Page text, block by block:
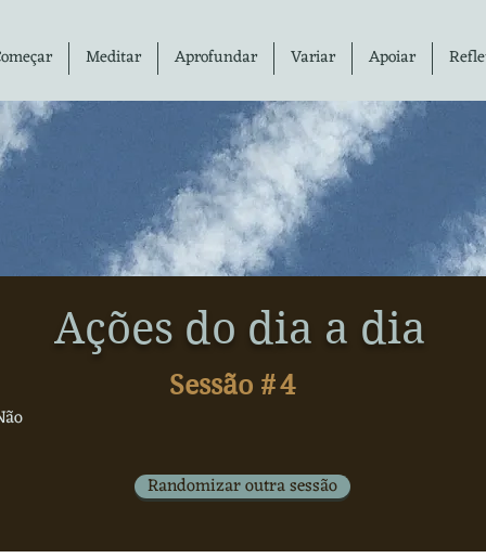
Meditar Aprofundar Variar Apoiar
Ações do dia a dia
4
Sessão #
Randomizar outra sessão